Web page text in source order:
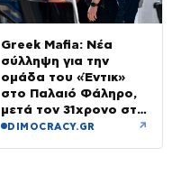
Greek Mafia: Νέα
σύλληψη για την
ομάδα του «Έντικ»
στο Παλαιό Φάληρο,
μετά τον 31χρονο στη
Γερμανία
DIMOCRACY.GR ↗